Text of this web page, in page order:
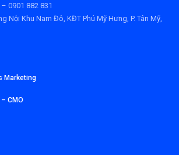
0901 882 831
Nội Khu Nam Đô, KĐT Phú Mỹ Hưng, P. Tân Mỹ,
Marketing
CMO